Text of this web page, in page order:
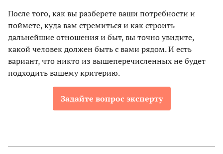
После того, как вы разберете ваши потребности и
поймете, куда вам стремиться и как строить
дальнейшие отношения и быт, вы точно увидите,
какой человек должен быть с вами рядом. И есть
вариант, что никто из вышеперечисленных не будет
подходить вашему критерию.
Задайте вопрос эксперту